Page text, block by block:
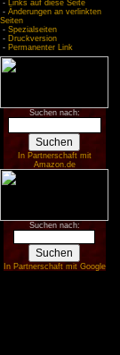
- Links auf diese Seite
- Änderungen an verlinkten
Seiten
- Spezialseiten
- Druckversion
- Permanenter Link
Suchen nach:
In Partnerschaft mit
Amazon.de
Suchen nach:
In Partnerschaft mit Google